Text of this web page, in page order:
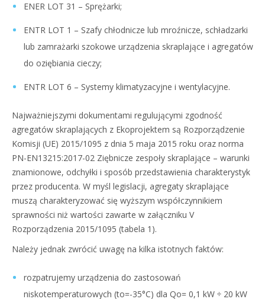
ENER LOT 31 – Sprężarki;
ENTR LOT 1 – Szafy chłodnicze lub mroźnicze, schładzarki
lub zamrażarki szokowe urządzenia skraplające i agregatów
do oziębiania cieczy;
ENTR LOT 6 – Systemy klimatyzacyjne i wentylacyjne.
Najważniejszymi dokumentami regulującymi zgodność
agregatów skraplających z Ekoprojektem są Rozporządzenie
Komisji (UE) 2015/1095 z dnia 5 maja 2015 roku oraz norma
PN-EN13215:2017-02 Ziębnicze zespoły skraplające – warunki
znamionowe, odchyłki i sposób przedstawienia charakterystyk
przez producenta. W myśl legislacji, agregaty skraplające
muszą charakteryzować się wyższym współczynnikiem
sprawności niż wartości zawarte w załączniku V
Rozporządzenia 2015/1095 (tabela 1).
Należy jednak zwrócić uwagę na kilka istotnych faktów:
rozpatrujemy urządzenia do zastosowań
niskotemperaturowych (to=-35°C) dla Qo= 0,1 kW ÷ 20 kW